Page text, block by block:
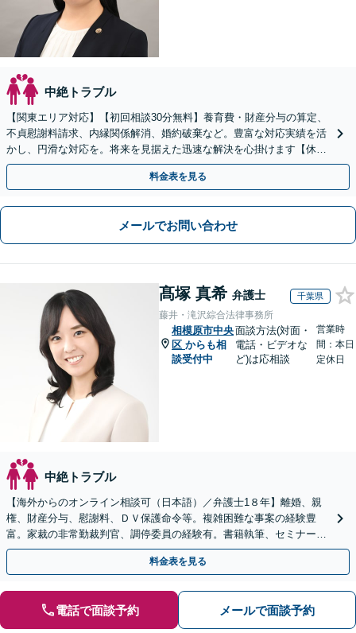
中絶トラブル
【関東エリア対応】【初回相談30分無料】養育費・財産分与の算定、
不貞慰謝料請求、内縁関係解消、婚約破棄など。豊富な対応実績を活
かし、円滑な対応を。将来を見据えた迅速な解決を心掛けます【休
日・夜間相談対応（要予約）】
料金表を見る
メールでお問い合わせ
髙塚 真希 弁護士 千葉県
藤井・滝沢綜合法律事務所
相模原市中央
区 からも相
談受付中
面談方法(対面・
電話・ビデオな
ど)は応相談
営業時
間：本日
定休日
中絶トラブル
【海外からのオンライン相談可（日本語）／弁護士1８年】離婚、親
権、財産分与、慰謝料、ＤＶ保護命令等。複雑困難な事案の経験豊
富。家裁の非常勤裁判官、調停委員の経験有。書籍執筆、セミナー講
師等、離婚問題に強い弁護士。海外の法律事務所勤務経験有。
料金表を見る
電話で面談予約 メールで面談予約